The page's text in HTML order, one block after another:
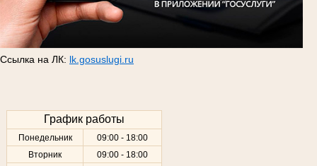
Ссылка на ЛК: lk.gosuslugi.ru
График работы
Понедельник
09:00 - 18:00
Вторник
09:00 - 18:00